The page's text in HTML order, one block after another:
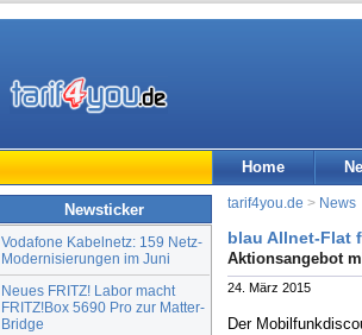
Home
Newsticker
Vodafone Kabelnetz: 159 Netz-
Modernisierungen im Juni
Neues FRITZ! Labor macht
FRITZ!Box 5690 Pro zur Matter-
Bridge
tarif4you.de > News
blau Allnet-Flat
Aktionsangebot
24. März 2015
Der